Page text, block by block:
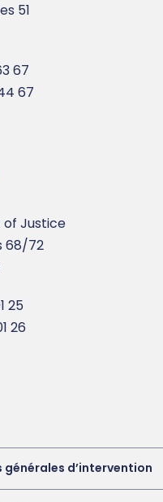
51
67
67
of Justice
68/72
25
26
générales d’intervention